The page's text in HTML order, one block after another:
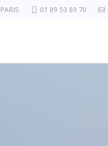
01 89 53 69 70